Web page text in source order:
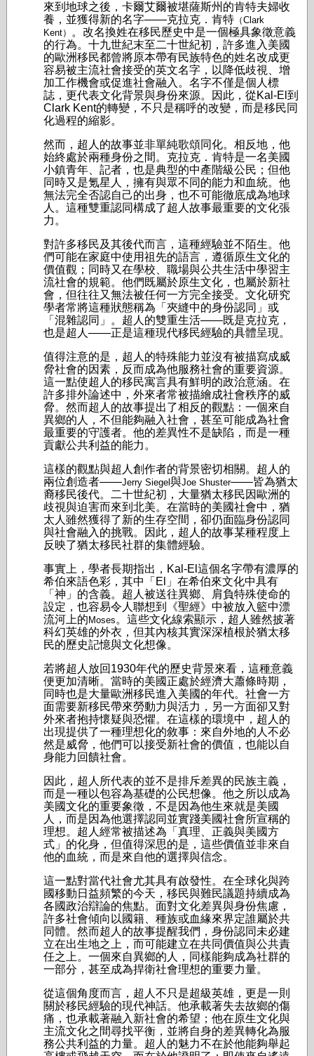
來到地球之後，卡爾艾爾被堪薩斯州的肯特夫婦收
養，並獲得新的名字——克拉克．肯特 （Clark
Kent）
。改名換姓在移民歷史中是一個極具象徵意義
的行為。十九世紀末至二十世紀初，許多進入美國
的歐洲移民都曾將原本帶有民族特色的姓名改成更
容易被主流社會接受的英文名字，以降低歧視、增
加工作機會或促進社會融入。名字不僅是個人標
誌，更代表文化背景與身份來源。因此，從Kal-El到
Clark Kent的轉變，不只是稱呼的改變，而是移民同
化過程的縮影。
然而，超人的故事並非單純歌頌同化。相反地，他
始終處於兩種身份之間。克拉克．肯特是一名美國
小鎮青年、記者，也是典型的中產階級公民；但他
同時又是氪星人，擁有與眾不同的能力和血統。他
無法完全否認自己的出身，也不可能徹底成為地球
人。這種雙重認同構成了超人故事最重要的文化張
力。
對許多移民及其後代而言，這種經驗並不陌生。他
們可能在家庭中使用祖先的語言，遵循原生文化的
價值觀；同時又在學校、職場與公共生活中學習主
流社會的規範。他們既屬於原生文化，也屬於新社
會，但往往又無法被任何一方完全接受。文化研究
學者常將這種狀態稱為「夾縫中的身份認同」或
「混雜認同」。超人的雙重生活——既是克拉克，
也是超人——正是這種現代移民經驗的具體呈現。
值得注意的是，超人的特殊能力並沒有被描寫成威
脅社會的因素，反而成為他服務社會的重要資源。
這一點使超人的移民寓言具有鮮明的政治意涵。在
許多排外論述中，外來者常被描繪成社會秩序的威
脅。然而超人的故事提出了相反的觀點：一個來自
異鄉的人，不但能夠融入社會，甚至可能成為社會
最重要的守護者。他的差異性不是缺陷，而是一種
貢獻公共利益的能力。
這樣的觀點與超人創作者的背景密切相關。超人的
兩位創造者——Jerry Siegel 與Joe Shuster——皆為猶太
裔移民後代。二十世紀初，大量猶太移民因歐洲的
歧視與迫害而來到北美。在當時的美國社會中，猶
太人雖然獲得了新的生存空間，卻仍面臨身份認同
與社會融入的挑戰。因此，超人的故事某種程度上
反映了猶太移民社群的集體經驗。
事實上，學者長期指出，Kal-El這個名字帶有濃厚的
希伯來語色彩，其中「El」在希伯來文化中具有
「神」的含義。超人被送往異鄉、肩負特殊使命的
設定，也容易令人聯想到《聖經》中被放入籃中漂
流河上的 Moses 。這些文化線索顯示，超人雖然披著
科幻英雄的外衣，但其內核其實深深植根於猶太移
民的歷史記憶與文化想像。
若將超人放回1930年代的歷史背景來看，這種意義
便更加清晰。當時的美國正處於經濟大蕭條時期，
同時也是大量歐洲移民進入美國的年代。社會一方
面需要新移民帶來勞動力與活力，另一方面卻又對
外來者抱持懷疑與恐懼。在這樣的環境中，超人的
出現提供了一種理想化的敘事：來自外地的人不必
然是威脅，他們可以接受新社會的價值，也能以自
身能力回饋社會。
因此，超人所代表的並不是排斥差異的民族主義，
而是一種以包容為基礎的公民想像。他之所以成為
美國文化的重要象徵，不是因為他生來就是美國
人，而是因為他選擇認同並實踐美國社會所宣稱的
理想。超人經常被描述為「真理、正義與美國方
式」的化身，但值得深思的是，這些價值並非來自
他的血統，而是來自他的選擇與信念。
這一點對當代社會尤其具有啟發性。在全球化與跨
國移動日益頻繁的今天，移民與難民議題持續成為
各國政治辯論的焦點。面對文化差異與身份焦慮，
許多社會傾向以國籍、種族或血緣來界定誰屬於共
同體。然而超人的故事提醒我們，身份認同未必建
立在出生地之上，而可能建立在共同價值與公共責
任之上。一個來自異鄉的人，同樣能夠成為社群的
一部分，甚至成為捍衛社會理想的重要力量。
從這個角度而言，超人不只是超級英雄，更是一則
關於移民經驗的現代神話。他承載著失去故鄉的傷
痛，也承載著融入新社會的希望；他在原生文化與
主流文化之間尋找平衡，並將自身的差異轉化為服
務公共利益的力量。超人的魅力不在於他能夠舉起